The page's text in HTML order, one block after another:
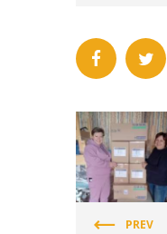
СПІЛКА
ЖІНОК
УКРАЇНИ
PREV